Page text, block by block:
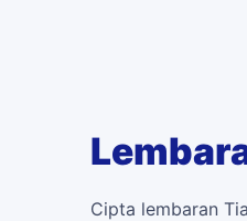
Cipta lembaran